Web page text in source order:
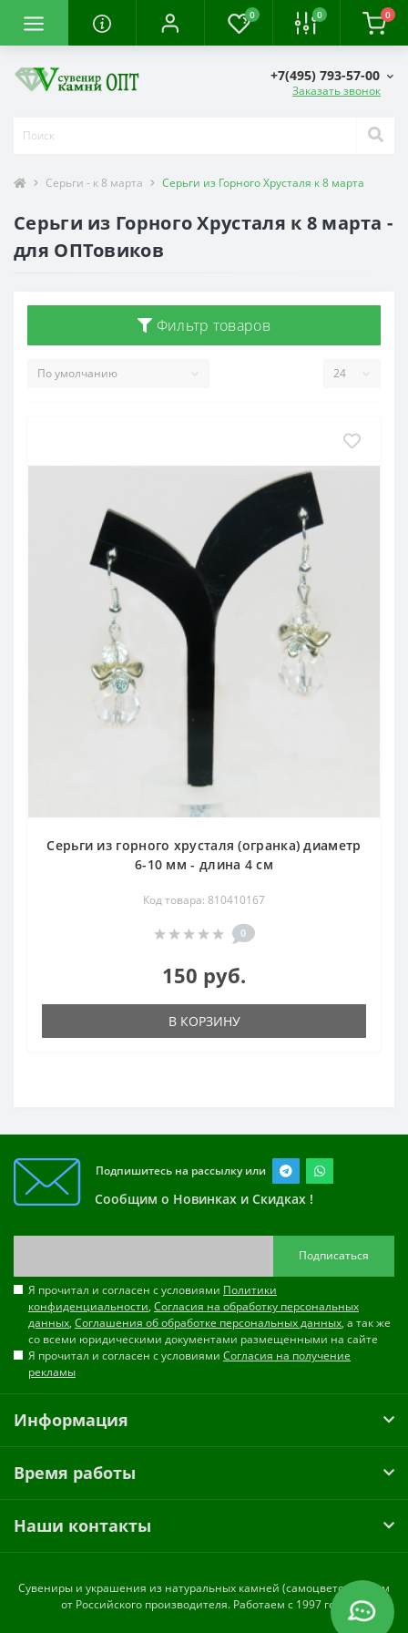
0 0 0
+7(495) 793-57-00
Заказать звонок
Серьги - к 8 марта Серьги из Горного Хрусталя к 8 марта
Серьги из Горного Хрусталя к 8 марта -
для ОПТовиков
Фильтр товаров
Серьги из горного хрусталя (огранка) диаметр
6-10 мм - длина 4 см
Код товара: 810410167
0
150 руб.
В КОРЗИНУ
Подпишитесь на рассылку или
Сообщим о Новинках и Скидках !
Подписаться
Я прочитал и согласен с условиями Политики
конфиденциальности, Согласия на обработку персональных
данных, Соглашения об обработке персональных данных, а так же
со всеми юридическими документами размещенными на сайте
Я прочитал и согласен с условиями Согласия на получение
рекламы
Информация
Время работы
Наши контакты
Cувениры и украшения из натуральных камней (самоцветов) оптом
от Российского производителя. Работаем с 1997 года